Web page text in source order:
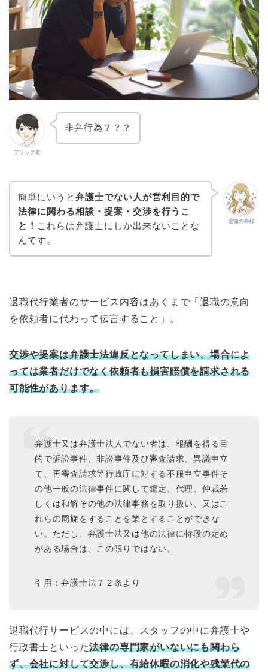
ブラック君
非弁行為？？？
退職の神様
簡単にいうと 弁護士でない人が営利目的で
法律に関わる相談・提案・交渉を行うこ
と！ これらは弁護士にしか出来ないことな
んです。
退職代行業者のサービス内容はあくまで「退職の意向
を依頼者に代わって伝言すること」。
交渉や提案は弁護士法違反となってしまい、場合によ
っては業者だけでなく依頼者も損害賠償を請求される
可能性があります。
弁護士又は弁護士法人でない者は、報酬を得る目
的で訴訟事件、非訟事件及び審査請求、異議申立
て、再審査請求等行政庁に対する不服申立事件そ
の他一般の法律事件に関して鑑定、代理、仲裁若
しくは和解その他の法律事務を取り扱い、又はこ
れらの周旋をすることを業とすることができな
い。ただし、弁護士法又は他の法律に特段の定め
がある場合は、この限りではない。
引用：弁護士法７２条より
退職代行サービスの中には、スタッフの中に弁護士や
行政書士といった法律の専門家がいないにも関わら
ず、会社に対して交渉し、有給休暇の消化や残業代の